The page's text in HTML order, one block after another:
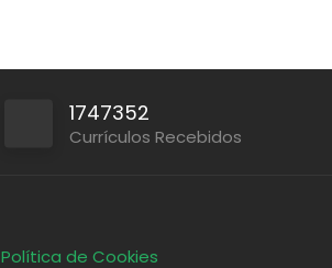
1747352
Currículos Recebidos
Política de Cookies